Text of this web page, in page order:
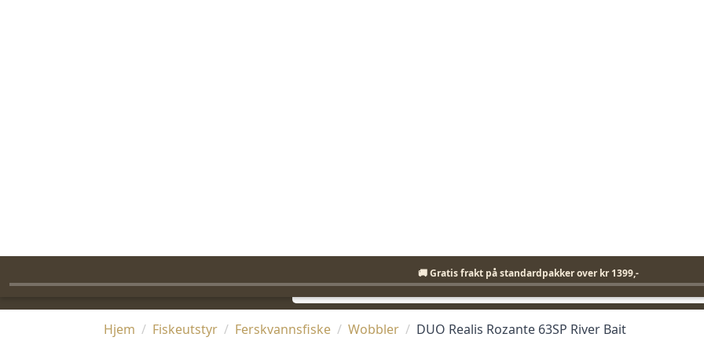
Hjem Fiskeutstyr Ferskvannsfiske Wobbler DUO Realis Rozante 63SP River Bait